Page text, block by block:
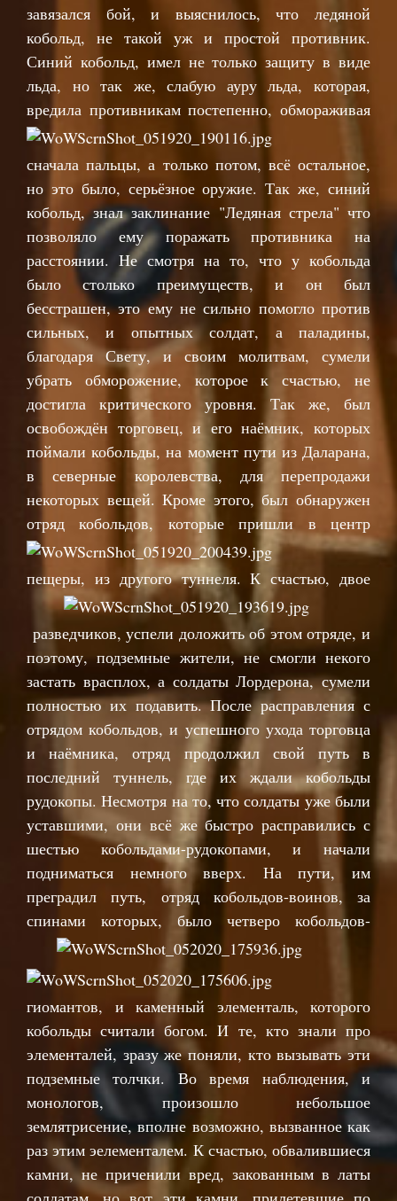
завязался бой, и выяснилось, что ледяной
кобольд, не такой уж и простой противник.
Синий кобольд, имел не только защиту в виде
льда, но так же, слабую ауру льда, которая,
вредила противникам постепенно, обмораживая
сначала пальцы, а только потом, всё остальное,
но это было, серьёзное оружие. Так же, синий
кобольд, знал заклинание "Ледяная стрела" что
позволяло ему поражать противника на
расстоянии. Не смотря на то, что у кобольда
было столько преимуществ, и он был
бесстрашен, это ему не сильно помогло против
сильных, и опытных солдат, а паладины,
благодаря Свету, и своим молитвам, сумели
убрать обморожение, которое к счастью, не
достигла критического уровня. Так же, был
освобождён торговец, и его наёмник, которых
поймали кобольды, на момент пути из Даларана,
в северные королевства, для перепродажи
некоторых вещей. Кроме этого, был обнаружен
отряд кобольдов, которые пришли в центр
пещеры, из другого туннеля. К счастью, двое
разведчиков, успели доложить об этом отряде, и
поэтому, подземные жители, не смогли некого
застать врасплох, а солдаты Лордерона, сумели
полностью их подавить. После расправления с
отрядом кобольдов, и успешного ухода торговца
и наёмника, отряд продолжил свой путь в
последний туннель, где их ждали кобольды
рудокопы. Несмотря на то, что солдаты уже были
уставшими, они всё же быстро расправились с
шестью кобольдами-рудокопами, и начали
подниматься немного вверх. На пути, им
преградил путь, отряд кобольдов-воинов, за
спинами
которых, было четверо кобольдов-
гиомантов, и каменный элементаль, которого
кобольды считали богом. И те, кто знали про
элементалей, зразу же поняли, кто вызывать эти
подземные толчки. Во время наблюдения, и
монологов, произошло небольшое
землятрисение, вполне возможно, вызванное как
раз этим эелементалем. К счастью, обвалившиеся
камни, не приченили вред, закованным в латы